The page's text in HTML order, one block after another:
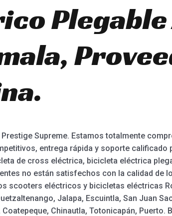
Supreme. Estamos totalmente
entrega rápida y soporte calificado
de cross eléctrica, bicicleta eléctrica
no están satisfechos con la calidad de
scooters eléctricos y bicicletas eléctricas
Jalapa, Escuintla, San Juan
Chinautla, Totonicapán, Puerto.